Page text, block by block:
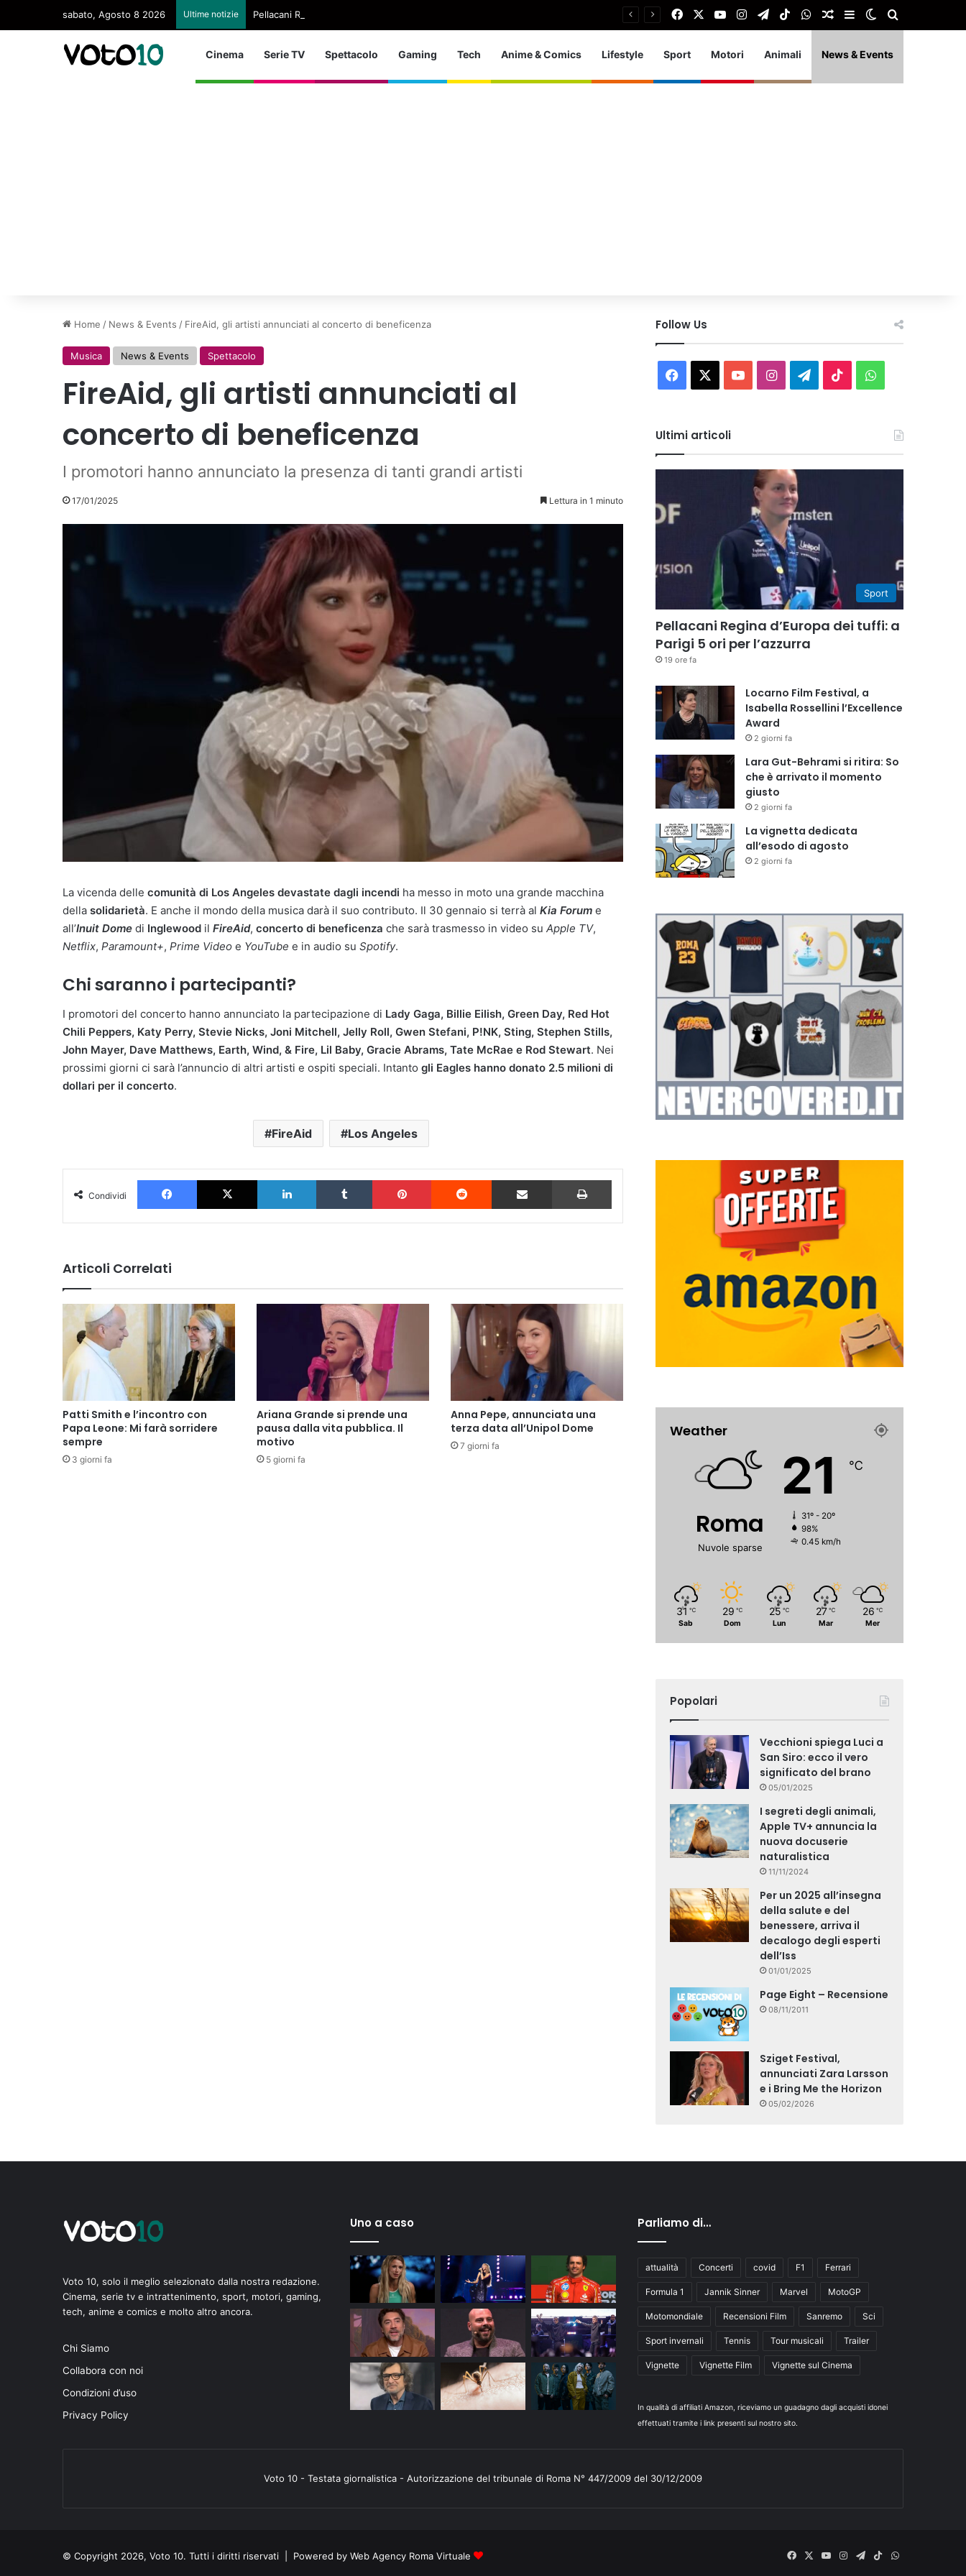
sabato, Agosto 8 2026 Ultime notizie Pellacani Regina d’Europa dei tuffi: a Parigi 5 ori per l’azzurra FacebookYou TubeInstagram
TelegramTikTokWhatsApp
Articolo Random
Barra laterale
Cambia aspetto
Cinema Serie TV Spettacolo Gaming Tech Anime & Comics Lifestyle Sport Motori Animali News & Events
Home / News & Events / FireAid, gli artisti annunciati al concerto di beneficenza
Musica News & Events Spettacolo
FireAid, gli artisti annunciati al
concerto di beneficenza
I promotori hanno annunciato la presenza di tanti grandi artisti
17/01/2025 Lettura in 1 minuto
La vicenda delle comunità di Los Angeles devastate dagli incendi ha messo in moto una grande macchina
della solidarietà. E anche il mondo della musica darà il suo contributo. Il 30 gennaio si terrà al Kia Forum e
all’Inuit Dome di Inglewood il FireAid, concerto di beneficenza che sarà trasmesso in video su Apple TV,
Netflix, Paramount+, Prime Video e YouTube e in audio su Spotify.
Chi saranno i partecipanti?
I promotori del concerto hanno annunciato la partecipazione di Lady Gaga, Billie Eilish, Green Day, Red Hot
Chili Peppers, Katy Perry, Stevie Nicks, Joni Mitchell, Jelly Roll, Gwen Stefani, P!NK, Sting, Stephen Stills,
John Mayer, Dave Matthews, Earth, Wind, & Fire, Lil Baby, Gracie Abrams, Tate McRae e Rod Stewart. Nei
prossimi giorni ci sarà l’annuncio di altri artisti e ospiti speciali. Intanto gli Eagles hanno donato 2.5 milioni di
dollari per il concerto.
FireAid Los Angeles
Condividi
Facebook X LinkedIn Tumblr Pinterest Reddit Condividi via Email Stampa
Articoli Correlati
Patti Smith e l’incontro con
Papa Leone: Mi farà sorridere
sempre
3 giorni fa
Ariana Grande si prende una
pausa dalla vita pubblica. Il
motivo
5 giorni fa
Anna Pepe, annunciata una
terza data all’Unipol Dome
7 giorni fa
Follow Us
Facebook You InstagramTelegram
TikTokWhatsApp
Ultimi articoli
Sport
Pellacani Regina d’Europa dei tuffi: a
Parigi 5 ori per l’azzurra
19 ore fa
Locarno Film Festival, a
Isabella Rossellini l’Excellence
Award
2 giorni fa
Lara Gut-Behrami si ritira: So
che è arrivato il momento
giusto
2 giorni fa
La vignetta dedicata
all’esodo di agosto
2 giorni fa
Weather
Roma
Nuvole sparse
21 ℃
31º - 20º
98%
0.45 km/h
31 ℃
Sab
29 ℃
Dom
25 ℃
Lun
27 ℃
Mar
26 ℃
Mer
Popolari
Vecchioni spiega Luci a
San Siro: ecco il vero
significato del brano
05/01/2025
I segreti degli animali,
Apple TV+ annuncia la
nuova docuserie
naturalistica
11/11/2024
Per un 2025 all’insegna
della salute e del
benessere, arriva il
decalogo degli esperti
dell’Iss
01/01/2025
Page Eight – Recensione
08/11/2011
Sziget Festival,
annunciati Zara Larsson
e i Bring Me the Horizon
05/02/2026
Voto 10, solo il meglio selezionato dalla nostra redazione.
Cinema, serie tv e intrattenimento, sport, motori, gaming,
tech, anime e comics e molto altro ancora.
Chi Siamo
Collabora con noi
Condizioni d’uso
Privacy Policy
Uno a caso Parliamo di…
attualità Concerti covid F1 Ferrari
Formula 1 Jannik Sinner Marvel MotoGP
Motomondiale Recensioni Film Sanremo Sci
Sport invernali Tennis Tour musicali Trailer
Vignette Vignette Film Vignette sul Cinema
In qualità di affiliati Amazon, riceviamo un guadagno dagli acquisti idonei
effettuati tramite i link presenti sul nostro sito.
Voto 10 - Testata giornalistica - Autorizzazione del tribunale di Roma N° 447/2009 del 30/12/2009
© Copyright 2026, Voto 10. Tutti i diritti riservati | Powered by Web Agency Roma Virtuale Facebook
X
YouInstagram
Telegram
TikTokWhatsApp